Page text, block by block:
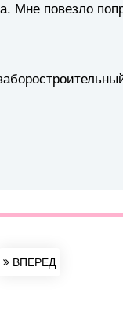
Мне повезло
ВПЕРЕД